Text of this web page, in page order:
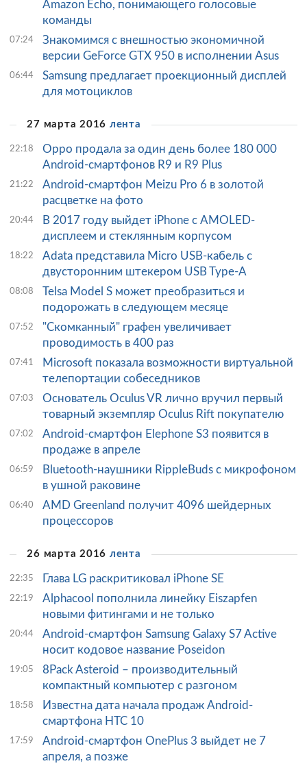
Amazon Echo, понимающего голосовые
команды
07:24
Знакомимся с внешностью экономичной
версии GeForce GTX 950 в исполнении Asus
06:44
Samsung предлагает проекционный дисплей
для мотоциклов
27 марта 2016 лента
22:18
Oppo продала за один день более 180 000
Android-смартфонов R9 и R9 Plus
21:22
Android-смартфон Meizu Pro 6 в золотой
расцветке на фото
20:44
В 2017 году выйдет iPhone с AMOLED-
дисплеем и стеклянным корпусом
18:22
Adata представила Micro USB-кабель с
двусторонним штекером USB Type-A
08:08
Telsa Model S может преобразиться и
подорожать в следующем месяце
07:52
"Скомканный" графен увеличивает
проводимость в 400 раз
07:41
Microsoft показала возможности виртуальной
телепортации собеседников
07:03
Основатель Oculus VR лично вручил первый
товарный экземпляр Oculus Rift покупателю
07:02
Android-смартфон Elephone S3 появится в
продаже в апреле
06:59
Bluetooth-наушники RippleBuds с микрофоном
в ушной раковине
06:40
AMD Greenland получит 4096 шейдерных
процессоров
26 марта 2016 лента
22:35 Глава LG раскритиковал iPhone SE
22:19
Alphacool пополнила линейку Eiszapfen
новыми фитингами и не только
20:44
Android-смартфон Samsung Galaxy S7 Active
носит кодовое название Poseidon
19:05
8Pack Asteroid – производительный
компактный компьютер с разгоном
18:58
Известна дата начала продаж Android-
смартфона HTC 10
17:59
Android-смартфон OnePlus 3 выйдет не 7
апреля, а позже